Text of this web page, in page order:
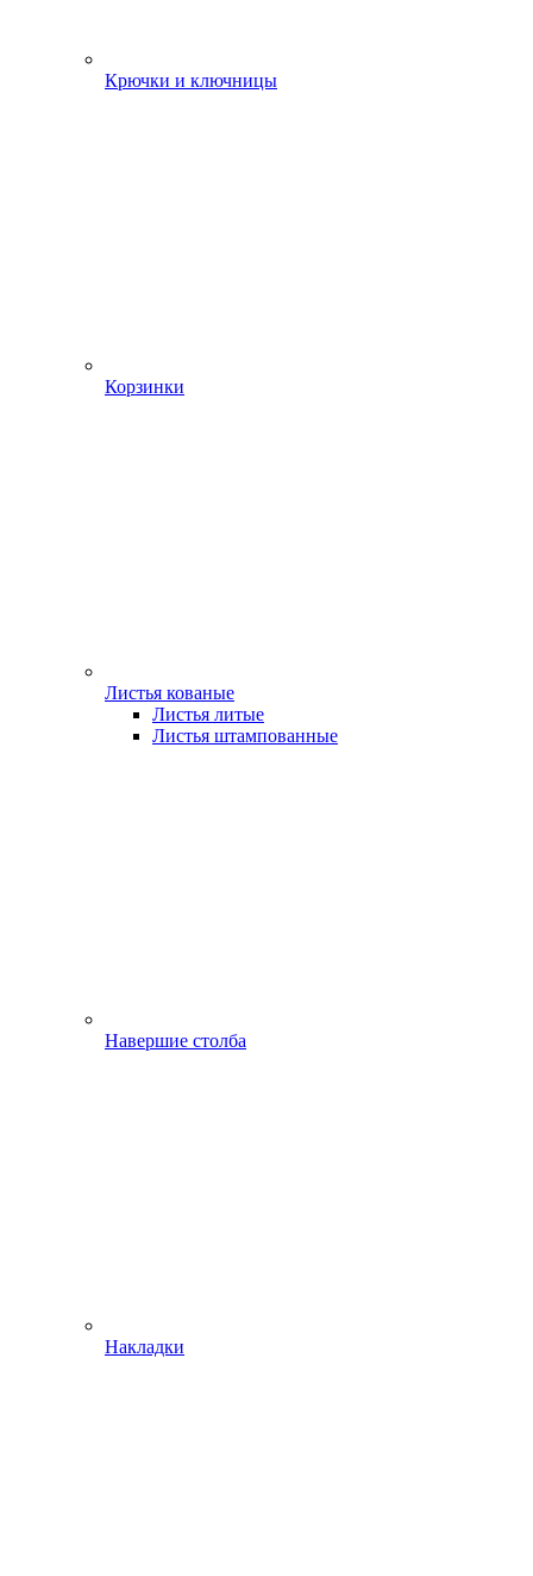
Крючки и ключницы
Корзинки
Листья кованые
Листья литые
Листья штампованные
Навершие столба
Накладки